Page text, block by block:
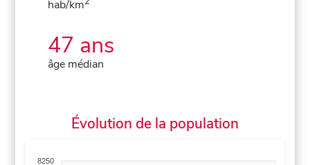
hab/km
47 ans
âge médian
Évolution de la population
8250